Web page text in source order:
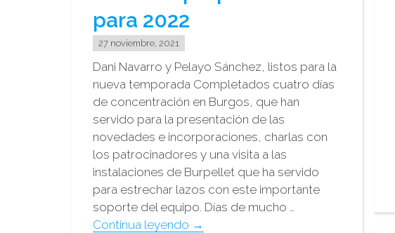
para 2022
27 noviembre, 2021
Dani Navarro y Pelayo Sánchez, listos para la
nueva temporada Completados cuatro días
de concentración en Burgos, que han
servido para la presentación de las
novedades e incorporaciones, charlas con
los patrocinadores y una visita a las
instalaciones de Burpellet que ha servido
para estrechar lazos con este importante
soporte del equipo. Días de mucho …
Continua leyendo "Dani
→